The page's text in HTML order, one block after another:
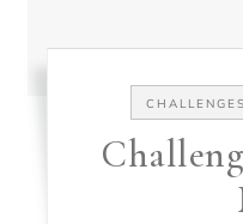
CHALLENGES